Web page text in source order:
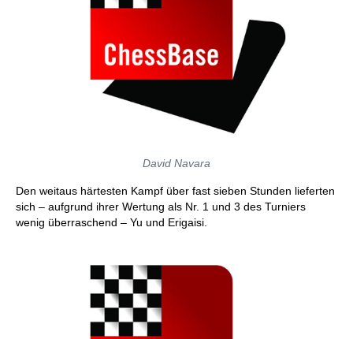
David Navara
Den weitaus härtesten Kampf über fast sieben Stunden lieferten
sich – aufgrund ihrer Wertung als Nr. 1 und 3 des Turniers
wenig überraschend – Yu und Erigaisi.